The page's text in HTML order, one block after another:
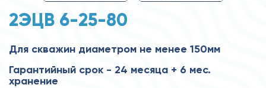
2ЭЦВ 6-25-80
Для скважин диаметром не менее 150мм
Гарантийный срок - 24 месяца + 6 мес.
хранение